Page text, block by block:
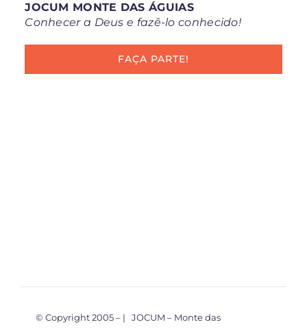
JOCUM MONTE DAS ÁGUIAS
Conhecer a Deus e fazê-lo conhecido!
FAÇA PARTE!
© Copyright 2005 – | JOCUM – Monte das